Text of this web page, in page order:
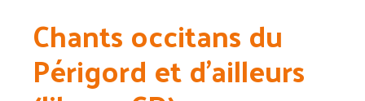
Chants occitans du
Périgord et d’ailleurs